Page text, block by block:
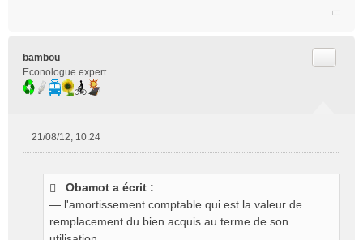
bambou
Econologue expert
21/08/12, 10:24
Obamot a écrit :
— l'amortissement comptable qui est la valeur de
remplacement du bien acquis au terme de son